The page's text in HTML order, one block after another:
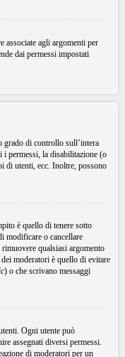
associate agli argomenti per
dai permessi impostati
di controllo sull’intera
i permessi, la disabilitazione (o
di utenti, ecc. Inoltre, possono
è quello di tenere sotto
modificare o cancellare
qualsiasi argomento
moderatori è quello di evitare
) o che scrivano messaggi
Ogni utente può
assegnati diversi permessi.
di moderatori per un